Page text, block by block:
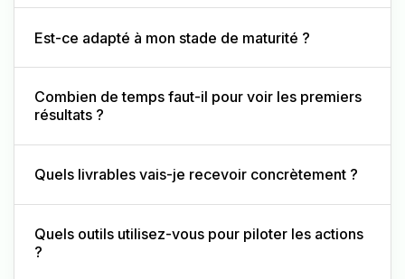
Est-ce adapté à mon stade de maturité ?
Combien de temps faut-il pour voir les premiers
résultats ?
Quels livrables vais-je recevoir concrètement ?
Quels outils utilisez-vous pour piloter les actions
?